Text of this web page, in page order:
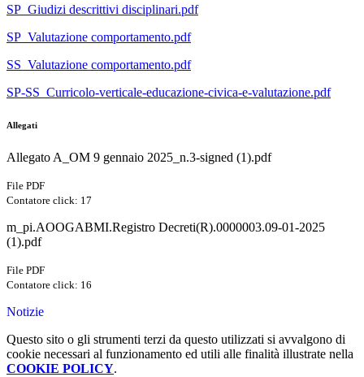
SP_Giudizi descrittivi disciplinari.pdf
SP_Valutazione comportamento.pdf
SS_Valutazione comportamento.pdf
SP-SS_Curricolo-verticale-educazione-civica-e-valutazione.pdf
Allegati
Allegato A_OM 9 gennaio 2025_n.3-signed (1).pdf
File PDF
Contatore click: 17
m_pi.AOOGABMI.Registro Decreti(R).0000003.09-01-2025
(1).pdf
File PDF
Contatore click: 16
Notizie
Questo sito o gli strumenti terzi da questo utilizzati si avvalgono di
cookie necessari al funzionamento ed utili alle finalità illustrate nella
COOKIE POLICY.